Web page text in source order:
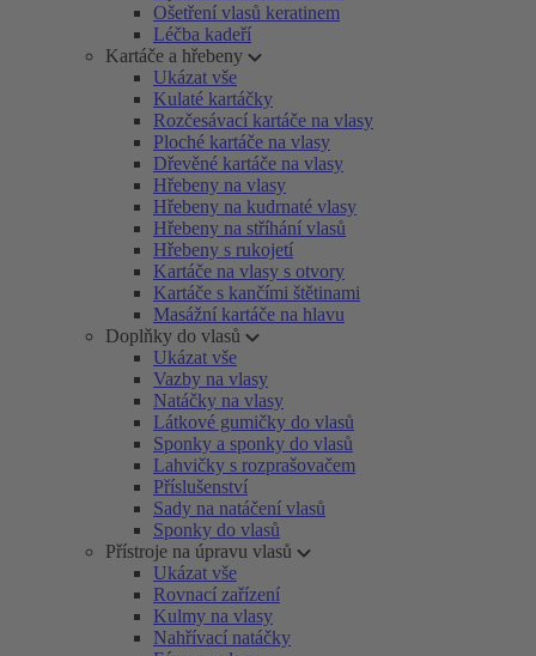
Ošetření vlasů keratinem
Léčba kadeří
Kartáče a hřebeny
Ukázat vše
Kulaté kartáčky
Rozčesávací kartáče na vlasy
Ploché kartáče na vlasy
Dřevěné kartáče na vlasy
Hřebeny na vlasy
Hřebeny na kudrnaté vlasy
Hřebeny na stříhání vlasů
Hřebeny s rukojetí
Kartáče na vlasy s otvory
Kartáče s kančími štětinami
Masážní kartáče na hlavu
Doplňky do vlasů
Ukázat vše
Vazby na vlasy
Natáčky na vlasy
Látkové gumičky do vlasů
Sponky a sponky do vlasů
Lahvičky s rozprašovačem
Příslušenství
Sady na natáčení vlasů
Sponky do vlasů
Přístroje na úpravu vlasů
Ukázat vše
Rovnací zařízení
Kulmy na vlasy
Nahřívací natáčky